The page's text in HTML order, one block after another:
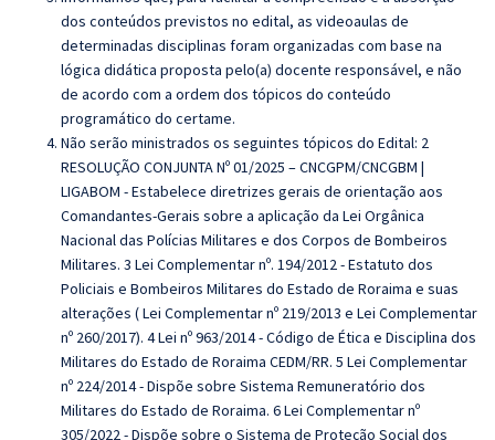
dos conteúdos previstos no edital, as videoaulas de
determinadas disciplinas foram organizadas com base na
lógica didática proposta pelo(a) docente responsável, e não
de acordo com a ordem dos tópicos do conteúdo
programático do certame.
Não serão ministrados os seguintes tópicos do Edital: 2
RESOLUÇÃO CONJUNTA Nº 01/2025 – CNCGPM/CNCGBM |
LIGABOM - Estabelece diretrizes gerais de orientação aos
Comandantes-Gerais sobre a aplicação da Lei Orgânica
Nacional das Polícias Militares e dos Corpos de Bombeiros
Militares. 3 Lei Complementar nº. 194/2012 - Estatuto dos
Policiais e Bombeiros Militares do Estado de Roraima e suas
alterações ( Lei Complementar nº 219/2013 e Lei Complementar
nº 260/2017). 4 Lei nº 963/2014 - Código de Ética e Disciplina dos
Militares do Estado de Roraima CEDM/RR. 5 Lei Complementar
nº 224/2014 - Dispõe sobre Sistema Remuneratório dos
Militares do Estado de Roraima. 6 Lei Complementar nº
305/2022 - Dispõe sobre o Sistema de Proteção Social dos